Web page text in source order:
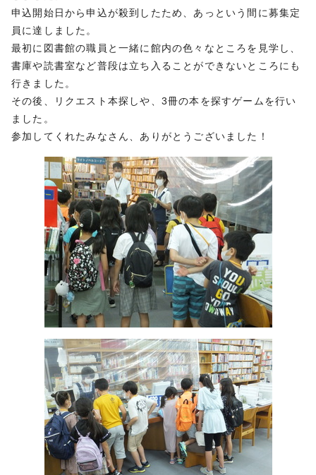
申込開始日から申込が殺到したため、あっという間に募集定
員に達しました。
最初に図書館の職員と一緒に館内の色々なところを見学し、
書庫や読書室など普段は立ち入ることができないところにも
行きました。
その後、リクエスト本探しや、3冊の本を探すゲームを行い
ました。
参加してくれたみなさん、ありがとうございました！